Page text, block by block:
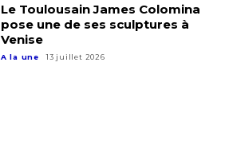
Le Toulousain James Colomina
pose une de ses sculptures à
Venise
A la une 13 juillet 2026